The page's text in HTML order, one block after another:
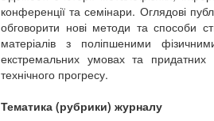
конференції та семінари. Оглядові
обговорити нові методи та способи
матеріалів з поліпшеними
екстремальних умовах та придатних
технічного прогресу.
Тематика (рубрики) журналу